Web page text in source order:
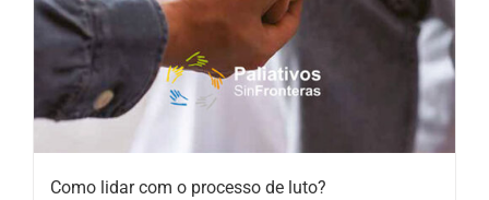
Como lidar com o processo de luto?